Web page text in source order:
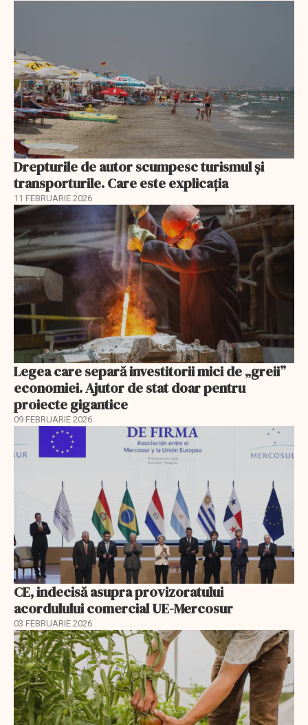
Drepturile de autor scumpesc turismul și
transporturile. Care este explicația
11 FEBRUARIE 2026
Legea care separă investitorii mici de „greii”
economiei. Ajutor de stat doar pentru
proiecte gigantice
09 FEBRUARIE 2026
CE, indecisă asupra provizoratului
acordulului comercial UE-Mercosur
03 FEBRUARIE 2026